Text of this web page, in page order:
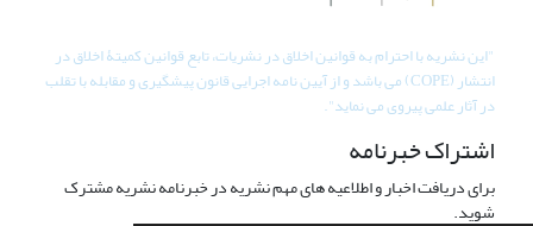
"این نشریه با احترام به قوانین اخلاق در نشریات، تابع قوانین کمیتۀ اخلاق در
انتشار (COPE) می باشد و از آیین نامه اجرایی قانون پیشگیری و مقابله با تقلب
در آثار علمی پیروی می نماید".
اشتراک خبرنامه
برای دریافت اخبار و اطلاعیه های مهم نشریه در خبرنامه نشریه مشترک
شوید.